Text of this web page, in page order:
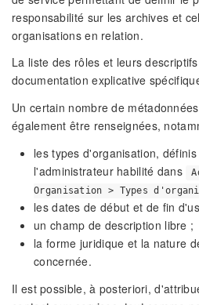
responsabilité sur les archives et
organisations en relation.
La liste des rôles et leurs
documentation explicative
Un certain nombre de
également être renseignées,
les types d'organisation,
l'administrateur habilité dans
Organisation > Types
les dates de début et de fin
un champ de description libre ;
la forme juridique et la nature
concernée.
Il est possible, à posteriori,